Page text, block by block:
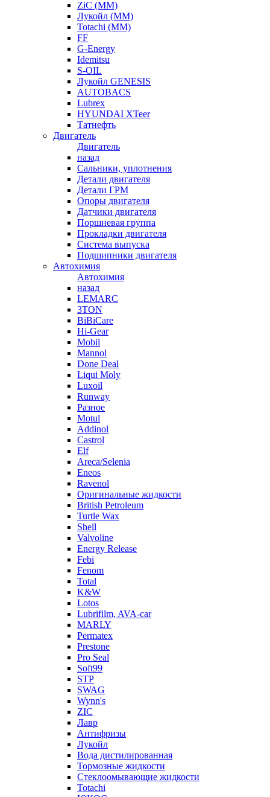
ZiC (ММ)
Лукойл (ММ)
Totachi (MM)
FF
G-Energy
Idemitsu
S-OIL
Лукойл GENESIS
AUTOBACS
Lubrex
HYUNDAI XTeer
Татнефть
Двигатель
Двигатель
назад
Сальники, уплотнения
Детали двигателя
Детали ГРМ
Опоры двигателя
Датчики двигателя
Поршневая группа
Прокладки двигателя
Система выпуска
Подшипники двигателя
Автохимия
Автохимия
назад
LEMARC
3TON
BiBiCare
Hi-Gear
Mobil
Mannol
Done Deal
Liqui Moly
Luxoil
Runway
Разное
Motul
Addinol
Castrol
Elf
Areca/Selenia
Eneos
Ravenol
Оригинальные жидкости
British Petroleum
Turtle Wax
Shell
Valvoline
Energy Release
Febi
Fenom
Total
K&W
Lotos
Lubrifilm, AVA-car
MARLY
Permatex
Prestone
Pro Seal
Soft99
STP
SWAG
Wynn's
ZIC
Лавр
Антифризы
Лукойл
Вода дистилированная
Тормозные жидкости
Стеклоомывающие жидкости
Totachi